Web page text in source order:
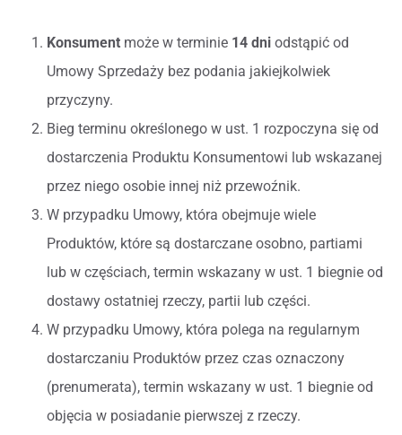
Konsument może w terminie 14 dni odstąpić od
Umowy Sprzedaży bez podania jakiejkolwiek
przyczyny.
Bieg terminu określonego w ust. 1 rozpoczyna się od
dostarczenia Produktu Konsumentowi lub wskazanej
przez niego osobie innej niż przewoźnik.
W przypadku Umowy, która obejmuje wiele
Produktów, które są dostarczane osobno, partiami
lub w częściach, termin wskazany w ust. 1 biegnie od
dostawy ostatniej rzeczy, partii lub części.
W przypadku Umowy, która polega na regularnym
dostarczaniu Produktów przez czas oznaczony
(prenumerata), termin wskazany w ust. 1 biegnie od
objęcia w posiadanie pierwszej z rzeczy.